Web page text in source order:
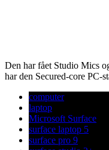
Den har fået Studio Mics
har den Secured-core PC-
computer
laptop
Microsoft Surface
surface laptop 5
surface pro 9